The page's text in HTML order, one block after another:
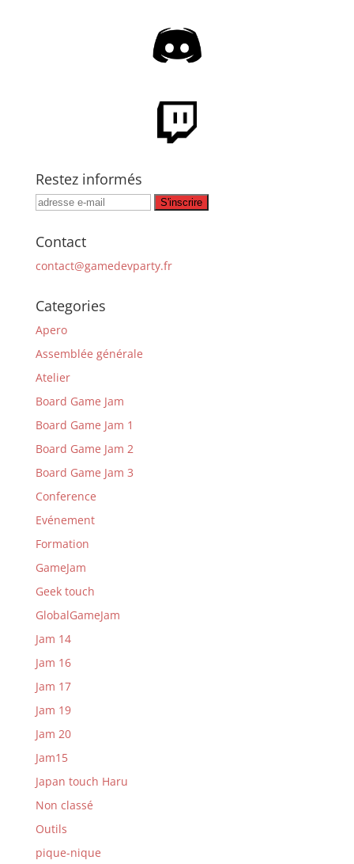
Restez informés
Contact
contact@gamedevparty.fr
Categories
Apero
Assemblée générale
Atelier
Board Game Jam
Board Game Jam 1
Board Game Jam 2
Board Game Jam 3
Conference
Evénement
Formation
GameJam
Geek touch
GlobalGameJam
Jam 14
Jam 16
Jam 17
Jam 19
Jam 20
Jam15
Japan touch Haru
Non classé
Outils
pique-nique